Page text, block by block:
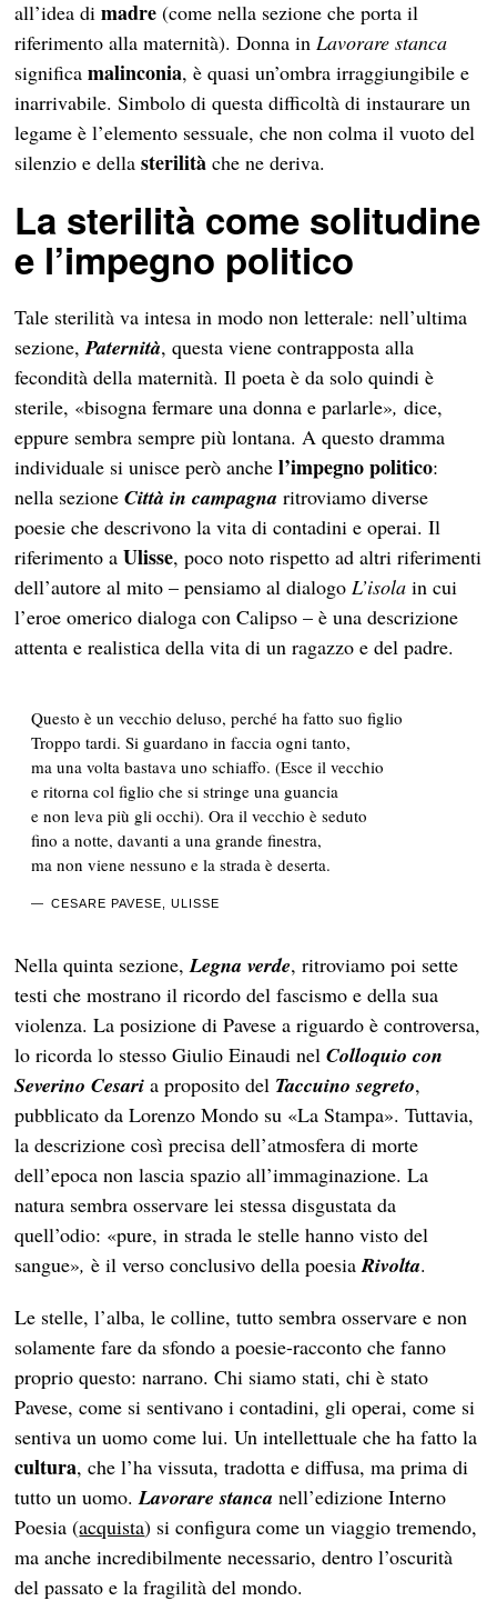
all’idea dimadre (come nella sezione che porta il
riferimento alla maternità). Donna inLavorare stanca
significamalinconia, è quasi un’ombra irraggiungibile e
inarrivabile. Simbolo di questa difficoltà di instaurare un
legame è l’elemento sessuale, che non colma il vuoto del
silenzio e dellasterilità che ne deriva.
La sterilità come solitudine
e l’impegno politico
Tale sterilità va intesa in modo non letterale: nell’ultima
sezione, Paternità, questa viene contrapposta alla
fecondità della maternità. Il poeta è da solo quindi è
sterile, «bisogna fermare una donna e parlarle»,dice,
eppure sembra sempre più lontana. A questo dramma
individuale si unisce però anchel’impegno politico:
nella sezioneCittà in campagna ritroviamo diverse
poesie che descrivono la vita di contadini e operai. Il
riferimento aUlisse, poco noto rispetto ad altri riferimenti
dell’autore al mito – pensiamo al dialogoL’isola in cui
l’eroe omerico dialoga con Calipso – è una descrizione
attenta e realistica della vita di un ragazzo e del padre.
Questo è un vecchio deluso, perché ha fatto suo figlio
Troppo tardi. Si guardano in faccia ogni tanto,
ma una volta bastava uno schiaffo. (Esce il vecchio
e ritorna col figlio che si stringe una guancia
e non leva più gli occhi). Ora il vecchio è seduto
fino a notte, davanti a una grande finestra,
ma non viene nessuno e la strada è deserta.
CESARE PAVESE, ULISSE
Nella quinta sezione, Legna verde, ritroviamo poi sette
testi che mostrano il ricordo del fascismo e della sua
violenza. La posizione di Pavese a riguardo è controversa,
lo ricorda lo stesso Giulio Einaudi nelColloquio con
Severino Cesari a proposito del Taccuino segreto,
pubblicato da Lorenzo Mondo su «La Stampa». Tuttavia,
la descrizione così precisa dell’atmosfera di morte
dell’epoca non lascia spazio all’immaginazione. La
natura sembra osservare lei stessa disgustata da
quell’odio: «pure, in strada le stelle hanno visto del
sangue»,è il verso conclusivo della poesiaRivolta.
Le stelle, l’alba, le colline, tutto sembra osservare e non
solamente fare da sfondo a poesie-racconto che fanno
proprio questo: narrano. Chi siamo stati, chi è stato
Pavese, come si sentivano i contadini, gli operai, come si
sentiva un uomo come lui. Un intellettuale che ha fatto la
cultura, che l’ha vissuta, tradotta e diffusa, ma prima di
tutto un uomo.Lavorare stanca nell’edizione Interno
Poesia (acquista) si configura come un viaggio tremendo,
ma anche incredibilmente necessario, dentro l’oscurità
del passato e la fragilità del mondo.